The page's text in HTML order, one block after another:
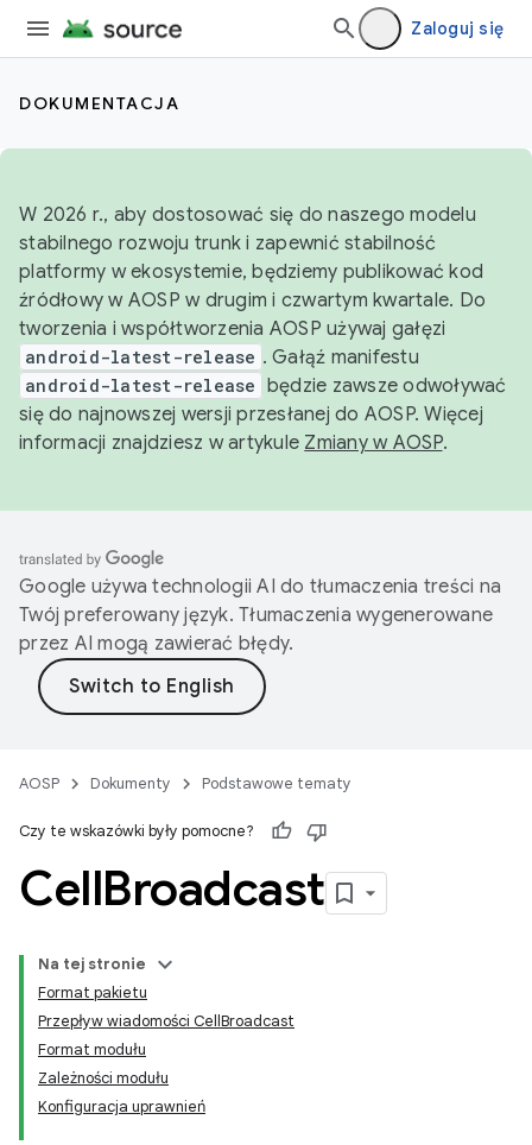
Zaloguj się
DOKUMENTACJA
W 2026 r., aby dostosować się do naszego modelu
stabilnego rozwoju trunk i zapewnić stabilność
platformy w ekosystemie, będziemy publikować kod
źródłowy w AOSP w drugim i czwartym kwartale. Do
tworzenia i współtworzenia AOSP używaj gałęzi
android-latest-release . Gałąź manifestu
android-latest-release będzie zawsze odwoływać
się do najnowszej wersji przesłanej do AOSP. Więcej
informacji znajdziesz w artykule Zmiany w AOSP.
Google używa technologii AI do tłumaczenia treści na
Twój preferowany język. Tłumaczenia wygenerowane
przez AI mogą zawierać błędy.
AOSP Dokumenty Podstawowe tematy
Czy te wskazówki były pomocne?
CellBroadcast
Na tej stronie
Format pakietu
Przepływ wiadomości CellBroadcast
Format modułu
Zależności modułu
Konfiguracja uprawnień